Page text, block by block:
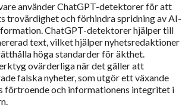
använder ChatGPT-detektorer för att
trovärdighet och förhindra spridning av AI-
ChatGPT-detektorer hjälper till
text, vilket hjälper nyhetsredaktioner
höga standarder för äkthet.
ovärderliga när det gäller att
falska nyheter, som utgör ett växande
förtroende och informationens integritet i